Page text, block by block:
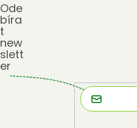
Ode
bíra
t
new
slett
er